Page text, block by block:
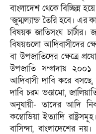
বাংলাদেশ থেকে বিচ্ছিন্ন
‘জুম্মল্যান্ড’ তৈরি হবে। এর
বিষয়ক জাতিসংঘ চার্টার।
বিষয়গুলো আদিবাসীদের
বা উপজাতিদের ক্ষেত্রে
উপজাতি সম্প্রদায়
আদিবাসী দাবি করে বসছে,
দাবি চরম ভণ্ডামো,
অনুযায়ী- তাদের আদি
কম্বোডিয়া ইত্যাদি
বাসিন্দা, বাংলাদেশের